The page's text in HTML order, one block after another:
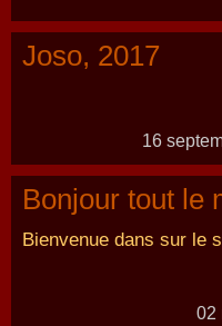
Joso, 2017
16
Bonjour tout le
Bienvenue dans sur le
02